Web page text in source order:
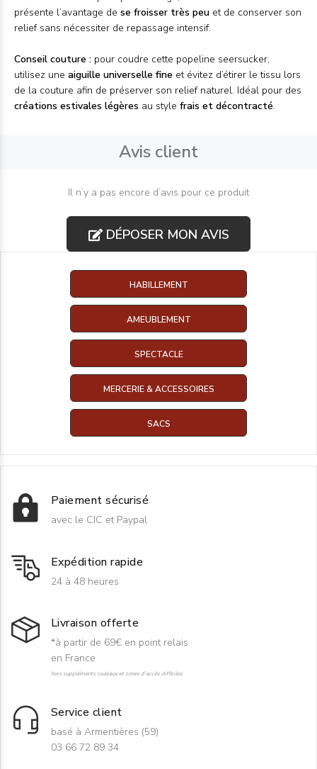
présente l’avantage de se froisser très peu et de conserver son
relief sans nécessiter de repassage intensif.
Conseil couture : pour coudre cette popeline seersucker,
utilisez une aiguille universelle fine et évitez d’étirer le tissu lors
de la couture afin de préserver son relief naturel. Idéal pour des
créations estivales légères au style frais et décontracté.
Avis client
Il n’y a pas encore d’avis pour ce produit
DÉPOSER MON AVIS
HABILLEMENT
AMEUBLEMENT
SPECTACLE
MERCERIE & ACCESSOIRES
SACS
Paiement sécurisé
avec le CIC et Paypal
Expédition rapide
24 à 48 heures
Livraison offerte
*à partir de 69€ en point relais
en France
hors suppléments rouleaux et zones d'accès difficiles
Service client
basé à Armentières (59)
03 66 72 89 34